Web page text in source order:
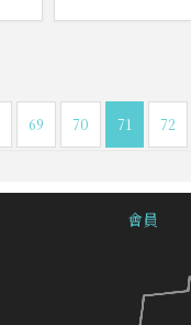
69 70 71 72
會員